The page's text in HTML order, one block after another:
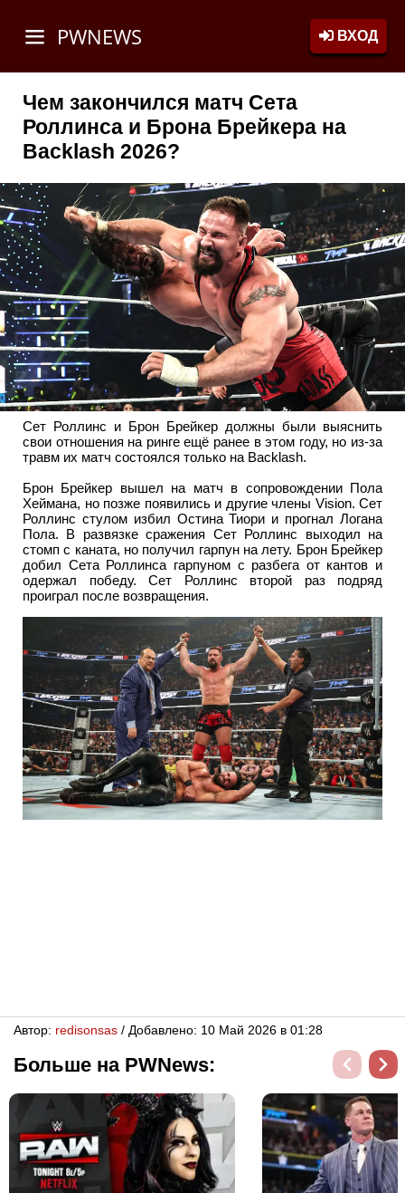
PWNEWS ВХОД
Чем закончился матч Сета
Роллинса и Брона Брейкера на
Backlash 2026?
Сет Роллинс и Брон Брейкер должны были выяснить
свои отношения на ринге ещё ранее в этом году, но из-за
травм их матч состоялся только на Backlash.
Брон Брейкер вышел на матч в сопровождении Пола
Хеймана, но позже появились и другие члены Vision. Сет
Роллинс стулом избил Остина Тиори и прогнал Логана
Пола. В развязке сражения Сет Роллинс выходил на
стомп с каната, но получил гарпун на лету. Брон Брейкер
добил Сета Роллинса гарпуном с разбега от кантов и
одержал победу. Сет Роллинс второй раз подряд
проиграл после возвращения.
Автор: redisonsas / Добавлено: 10 Май 2026 в 01:28
Больше на PWNews: